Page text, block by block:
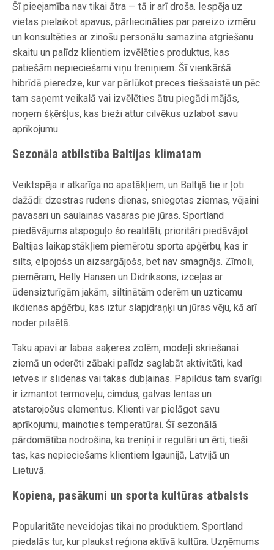
Šī pieejamība nav tikai ātra — tā ir arī droša. Iespēja uz
vietas pielaikot apavus, pārliecināties par pareizo izmēru
un konsultēties ar zinošu personālu samazina atgriešanu
skaitu un palīdz klientiem izvēlēties produktus, kas
patiešām nepieciešami viņu treniņiem. Šī vienkāršā
hibrīdā pieredze, kur var pārlūkot preces tiešsaistē un pēc
tam saņemt veikalā vai izvēlēties ātru piegādi mājās,
noņem šķēršļus, kas bieži attur cilvēkus uzlabot savu
aprīkojumu.
Sezonāla atbilstība Baltijas klimatam
Veiktspēja ir atkarīga no apstākļiem, un Baltijā tie ir ļoti
dažādi: dzestras rudens dienas, sniegotas ziemas, vējaini
pavasari un saulainas vasaras pie jūras. Sportland
piedāvājums atspoguļo šo realitāti, prioritāri piedāvājot
Baltijas laikapstākļiem piemērotu sporta apģērbu, kas ir
silts, elpojošs un aizsargājošs, bet nav smagnējs. Zīmoli,
piemēram, Helly Hansen un Didriksons, izceļas ar
ūdensizturīgām jakām, siltinātām oderēm un uzticamu
ikdienas apģērbu, kas iztur slapjdraņķi un jūras vēju, kā arī
noder pilsētā.
Taku apavi ar labas saķeres zolēm, modeļi skriešanai
ziemā un oderēti zābaki palīdz saglabāt aktivitāti, kad
ietves ir slidenas vai takas dubļainas. Papildus tam svarīgi
ir izmantot termoveļu, cimdus, galvas lentas un
atstarojošus elementus. Klienti var pielāgot savu
aprīkojumu, mainoties temperatūrai. Šī sezonālā
pārdomātība nodrošina, ka treniņi ir regulāri un ērti, tieši
tas, kas nepieciešams klientiem Igaunijā, Latvijā un
Lietuvā.
Kopiena, pasākumi un sporta kultūras atbalsts
Popularitāte neveidojas tikai no produktiem. Sportland
piedalās tur, kur plaukst reģiona aktīvā kultūra. Uzņēmums